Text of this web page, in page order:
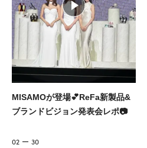
バイラ×メンズノンノ ふたりが主
役のウエディング vol.5
03 30